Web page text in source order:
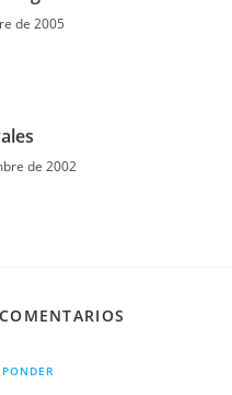
de 2005
de 2002